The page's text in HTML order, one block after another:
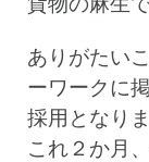
ありがたい
ーワークに
採用となり
これ２か月